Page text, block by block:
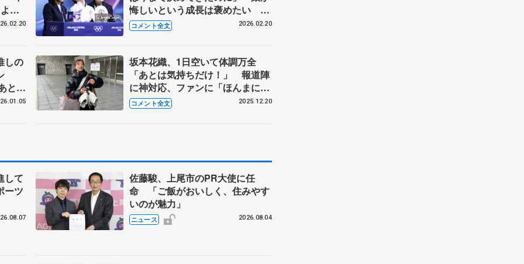
う
見】
悔しいという成長は褒めたい
【ミラノ五輪女子フリー後】
コメント全文 2026.02.20
しの
と
いよ
坂本花織、1日空いて体調万全
「あとは気持ちだけ！」 報道陣
に神対応、ファンに「ほんまに謝
りたい」こと告白【全日本フィギ
ュア女子公式練習】
コメント全文 2025.12.20
して
ーツ
佐藤駿、上尾市のPR大使に任
命 「ご飯がおいしく、住みやす
いのが魅力」
ニュース 2026.08.04